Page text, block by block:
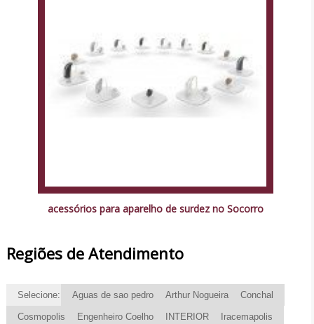
acessórios para aparelho de surdez no Socorro
Regiões de Atendimento
Selecione: Aguas de sao pedro Arthur Nogueira Conchal
Cosmopolis Engenheiro Coelho INTERIOR Iracemapolis